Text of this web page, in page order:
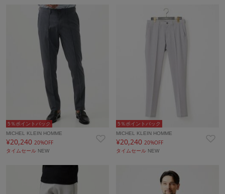
5％ポイントバック
MICHEL KLEIN HOMME
¥20,240 20%OFF
タイムセール NEW
5％ポイントバック
MICHEL KLEIN HOMME
¥20,24020%OFF
タイムセール NEW